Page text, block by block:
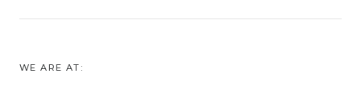
WE ARE AT: